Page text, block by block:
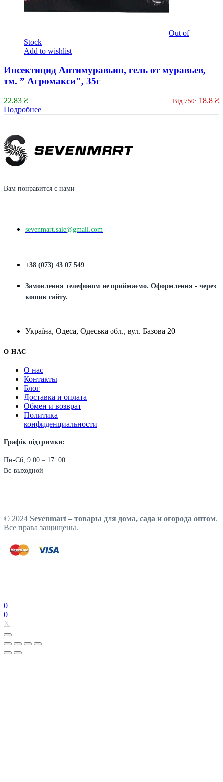
Out of
Stock
Add to wishlist
Инсектицид Антимуравьин, гель от муравьев,
тм. ” Агромакси", 35г
22.83 ₴ Від 750: 18.8 ₴
Подробнее
Вам понравится с нами
sevenmart.sale@gmail.com
+38 (073) 43 07 549
Замовлення телефоном не приймаємо. Оформлення - через
кошик сайту.
Україна, Одеса, Одеська обл., вул. Базова 20
О НАС
О нас
Контакты
Блог
Доставка и оплата
Обмен и возврат
Политика
конфиденциальности
Графік підтримки:
Пн-Сб, 9:00 – 17: 00
Вс-выходной
© 2024 Sevenmart – товары для дома, сада и огорода оптом.
Все права защищены.
0
0
X